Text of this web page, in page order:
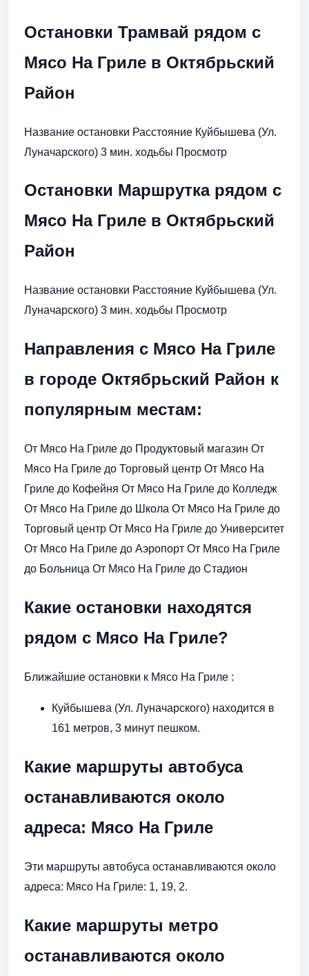
Остановки Трамвай рядом с
Мясо На Гриле в Октябрьский
Район
Название остановки Расстояние Куйбышева (Ул.
Луначарского) 3 мин. ходьбы Просмотр
Остановки Маршрутка рядом с
Мясо На Гриле в Октябрьский
Район
Название остановки Расстояние Куйбышева (Ул.
Луначарского) 3 мин. ходьбы Просмотр
Направления с Мясо На Гриле
в городе Октябрьский Район к
популярным местам:
От Мясо На Гриле до Продуктовый магазин От
Мясо На Гриле до Торговый центр От Мясо На
Гриле до Кофейня От Мясо На Гриле до Колледж
От Мясо На Гриле до Школа От Мясо На Гриле до
Торговый центр От Мясо На Гриле до Университет
От Мясо На Гриле до Аэропорт От Мясо На Гриле
до Больница От Мясо На Гриле до Стадион
Какие остановки находятся
рядом с Мясо На Гриле?
Ближайшие остановки к Мясо На Гриле :
Куйбышева (Ул. Луначарского) находится в
161 метров, 3 минут пешком.
Какие маршруты автобуса
останавливаются около
адреса: Мясо На Гриле
Эти маршруты автобуса останавливаются около
адреса: Мясо На Гриле: 1, 19, 2.
Какие маршруты метро
останавливаются около